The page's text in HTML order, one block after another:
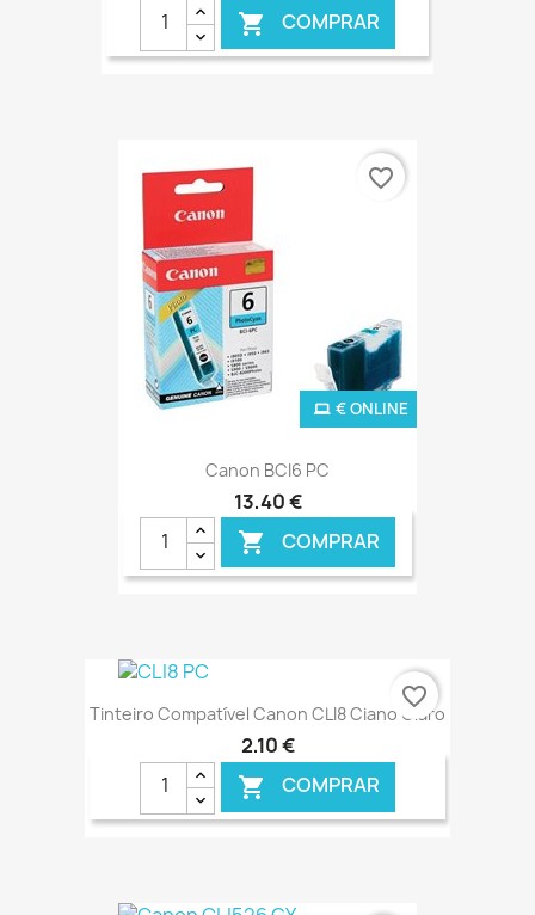
 COMPRAR
Canon BCI6 PC
13,40 €
 COMPRAR
€ ONLINE
favorite_border
Tinteiro Compatível Canon CLI8 Ciano Claro
2,10 €
 COMPRAR
favorite_border